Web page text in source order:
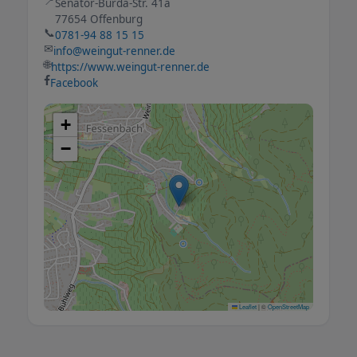
Senator-Burda-Str. 41a
77654 Offenburg
📞0781-94 88 15 15
✉info@weingut-renner.de
🌐https://www.weingut-renner.de
Facebook
+
−
Leaflet| ©OpenStreetMap